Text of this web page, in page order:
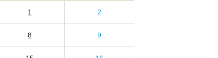
1 2
8 9